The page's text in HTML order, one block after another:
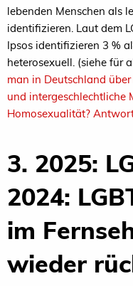
lebenden Menschen als
identifizieren. Laut dem
Ipsos identifizieren 3 %
heterosexuell. (siehe für
man in Deutschland
und intergeschlechtliche
Homosexualität?
3. 2025:
2024:
im
wieder